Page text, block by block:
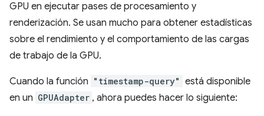
GPU en ejecutar pases de procesamiento y
renderización. Se usan mucho para obtener estadísticas
sobre el rendimiento y el comportamiento de las cargas
de trabajo de la GPU.
Cuando la función "timestamp-query" está disponible
en un GPUAdapter , ahora puedes hacer lo siguiente: